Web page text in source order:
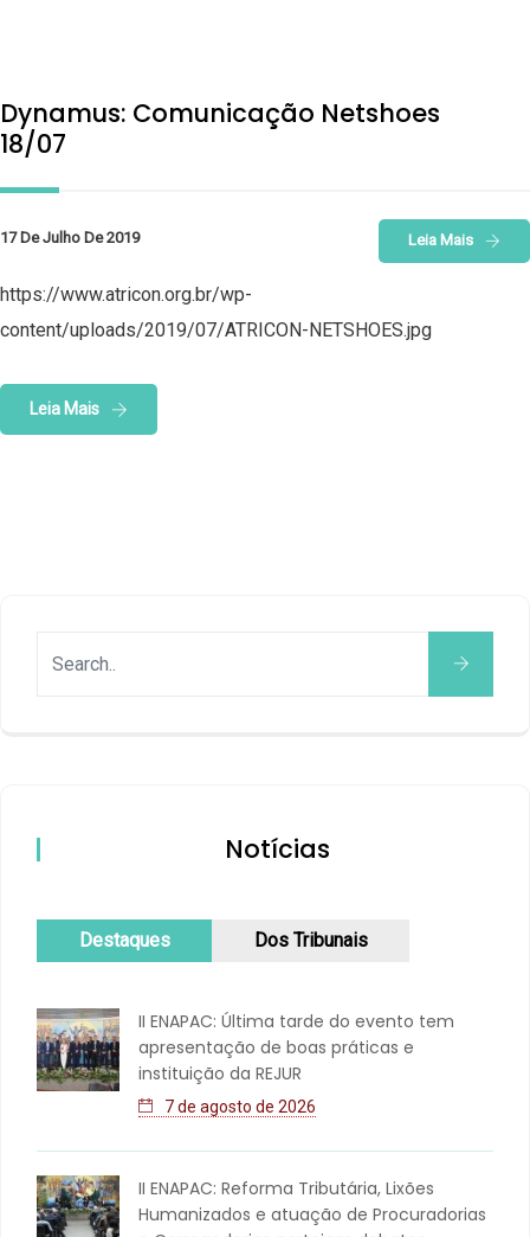
Dynamus: Comunicação Netshoes
18/07
17 De Julho De 2019 Leia Mais
https://www.atricon.org.br/wp-
content/uploads/2019/07/ATRICON-NETSHOES.jpg
Leia Mais
Notícias
Destaques Dos Tribunais
II ENAPAC: Última tarde do evento tem
apresentação de boas práticas e
instituição da REJUR
7 de agosto de 2026
II ENAPAC: Reforma Tributária, Lixões
Humanizados e atuação de Procuradorias